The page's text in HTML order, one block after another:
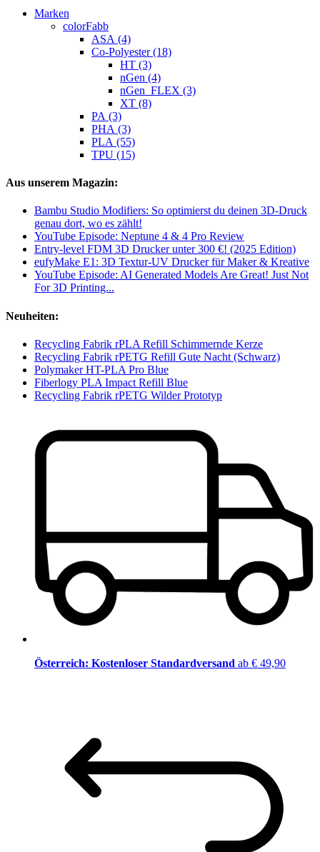
Marken
colorFabb
ASA (4)
Co-Polyester (18)
HT (3)
nGen (4)
nGen_FLEX (3)
XT (8)
PA (3)
PHA (3)
PLA (55)
TPU (15)
Aus unserem Magazin:
Bambu Studio Modifiers: So optimierst du deinen 3D-Druck
genau dort, wo es zählt!
YouTube Episode: Neptune 4 & 4 Pro Review
Entry-level FDM 3D Drucker unter 300 €! (2025 Edition)
eufyMake E1: 3D Textur-UV Drucker für Maker & Kreative
YouTube Episode: AI Generated Models Are Great! Just Not
For 3D Printing...
Neuheiten:
Recycling Fabrik rPLA Refill Schimmernde Kerze
Recycling Fabrik rPETG Refill Gute Nacht (Schwarz)
Polymaker HT-PLA Pro Blue
Fiberlogy PLA Impact Refill Blue
Recycling Fabrik rPETG Wilder Prototyp
Österreich: Kostenloser Standardversand ab € 49,90